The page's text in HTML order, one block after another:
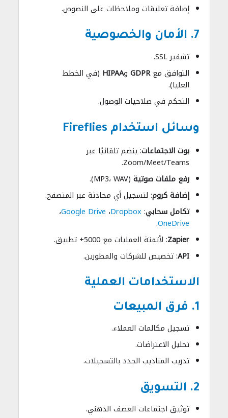
إضافة تعليقات وملاحظات على النصوص.
7. الأمان والخصوصية
تشفير SSL.
التوافق معGDPR وHIPAA (في الخطط
العليا).
التحكم في صلاحيات الوصول.
وسائل استخدام Fireflies
بوت الاجتماعات: ينضم تلقائيًا عبر
Zoom/Meet/Teams.
رفع ملفات صوتية (MP3، WAV).
إضافة كروم: لتسجيل أي محادثة عبر المتصفح.
تكامل سحابي:
Dropbox، Google Drive،
OneDrive
.
Zapier: لأتمتة العمليات مع 5000+ تطبيق.
API: تخصيص للشركات والمطورين.
الاستخدامات العملية
1. فرق المبيعات
تسجيل مكالمات العملاء.
تحليل الاعتراضات.
تدريب المناديب الجدد بالتسجيلات.
2. التسويق
توثيق اجتماعات العصف الذهني.